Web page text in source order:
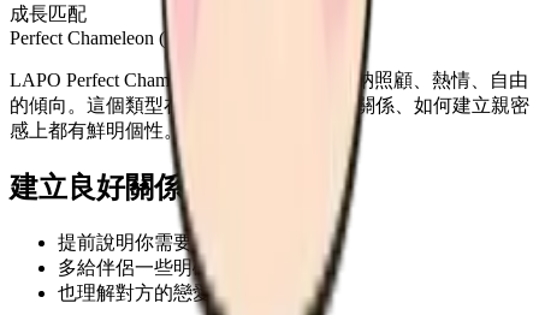
成長匹配
Perfect Chameleon (LAPO)
LAPO Perfect Chameleon 結合了 主導、接納照顧、熱情、自由
的傾向。這個類型在如何愛人、如何選擇關係、如何建立親密
感上都有鮮明個性。
建立良好關係
提前說明你需要的距離感
多給伴侶一些明確的安心感
也理解對方的戀愛節奏